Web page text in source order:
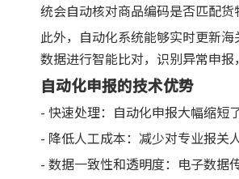
统会自动核对商品编码是否匹配
此外，自动化系统能够实时更新
数据进行智能比对，识别异常申
自动化申报的技术优势
- 快速处理：自动化申报大幅缩短
- 降低人工成本：减少对专业报关
- 数据一致性和透明度：电子数据